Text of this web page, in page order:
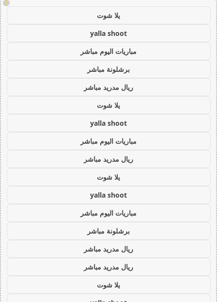
!
يلا شوت
yalla shoot
مباريات اليوم مباشر
برشلونة مباشر
ريال مدريد مباشر
يلا شوت
yalla shoot
مباريات اليوم مباشر
ريال مدريد مباشر
يلا شوت
yalla shoot
مباريات اليوم مباشر
برشلونة مباشر
ريال مدريد مباشر
ريال مدريد مباشر
يلا شوت